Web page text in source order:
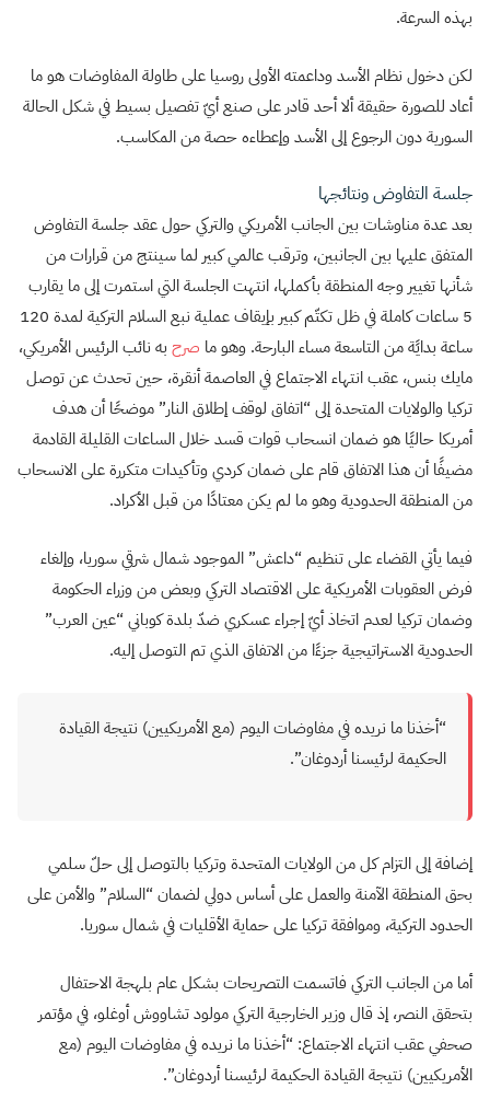
بهذه السرعة.
لكن دخول نظام الأسد وداعمته الأولى روسيا على طاولة المفاوضات هو ما
أعاد للصورة حقيقة ألا أحد قادر على صنع أيّ تفصيل بسيط في شكل الحالة
السورية دون الرجوع إلى الأسد وإعطاءه حصة من المكاسب.
جلسة التفاوض ونتائجها
بعد عدة مناوشات بين الجانب الأمريكي والتركي حول عقد جلسة التفاوض
المتفق عليها بين الجانبين، وترقب عالمي كبير لما سينتج من قرارات من
شأنها تغيير وجه المنطقة بأكملها، انتهت الجلسة التي استمرت إلى ما يقارب
5 ساعات كاملة في ظل تكتّم كبير بإيقاف عملية نبع السلام التركية لمدة 120
ساعة بدايًة من التاسعة مساء البارحة. وهو ما صرح به نائب الرئيس الأمريكي،
مايك بنس، عقب انتهاء الاجتماع في العاصمة أنقرة، حين تحدث عن توصل
تركيا والولايات المتحدة إلى “اتفاق لوقف إطلاق النار” موضحًا أن هدف
أمريكا حاليًا هو ضمان انسحاب قوات قسد خلال الساعات القليلة القادمة
مضيفًا أن هذا الاتفاق قام على ضمان كردي وتأكيدات متكررة على الانسحاب
من المنطقة الحدودية وهو ما لم يكن معتادًا من قبل الأكراد.
فيما يأتي القضاء على تنظيم “داعش” الموجود شمال شرقي سوريا، وإلغاء
فرض العقوبات الأمريكية على الاقتصاد التركي وبعض من وزراء الحكومة
وضمان تركيا لعدم اتخاذ أيّ إجراء عسكري ضدّ بلدة كوباني “عين العرب”
الحدودية الاستراتيجية جزءًا من الاتفاق الذي تم التوصل إليه.
“أخذنا ما نريده في مفاوضات اليوم (مع الأمريكيين) نتيجة القيادة
الحكيمة لرئيسنا أردوغان”.
إضافة إلى التزام كل من الولايات المتحدة وتركيا بالتوصل إلى حلّ سلمي
بحق المنطقة الآمنة والعمل على أساس دولي لضمان “السلام” والأمن على
الحدود التركية، وموافقة تركيا على حماية الأقليات في شمال سوريا.
أما من الجانب التركي فاتسمت التصريحات بشكل عام بلهجة الاحتفال
بتحقق النصر، إذ قال وزير الخارجية التركي مولود تشاووش أوغلو، في مؤتمر
صحفي عقب انتهاء الاجتماع: “أخذنا ما نريده في مفاوضات اليوم (مع
الأمريكيين) نتيجة القيادة الحكيمة لرئيسنا أردوغان”.